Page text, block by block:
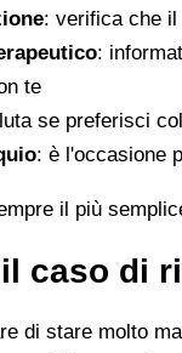
: verifica che
:
te
se preferisci
: è l'occasione
il più
caso di
di stare molto